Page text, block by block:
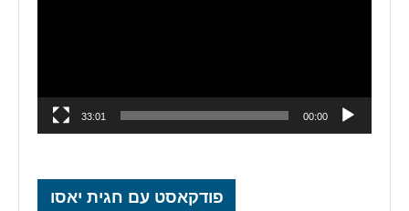
00:00
33:01
פודקאסט עם חגית יאסו